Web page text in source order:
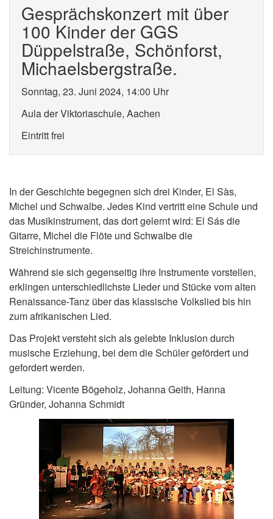
Gesprächskonzert mit über
100 Kinder der GGS
Düppelstraße, Schönforst,
Michaelsbergstraße.
Sonntag, 23. Juni 2024, 14:00 Uhr
Aula der Viktoriaschule, Aachen
Eintritt frei
In der Geschichte begegnen sich drei Kinder, El Sàs,
Michel und Schwalbe. Jedes Kind vertritt eine Schule und
das Musikinstrument, das dort gelernt wird: El Sás die
Gitarre, Michel die Flöte und Schwalbe die
Streichinstrumente.
Während sie sich gegenseitig ihre Instrumente vorstellen,
erklingen unterschiedlichste Lieder und Stücke vom alten
Renaissance-Tanz über das klassische Volkslied bis hin
zum afrikanischen Lied.
Das Projekt versteht sich als gelebte Inklusion durch
musische Erziehung, bei dem die Schüler gefördert und
gefordert werden.
Leitung: Vicente Bögeholz, Johanna Geith, Hanna
Gründer, Johanna Schmidt